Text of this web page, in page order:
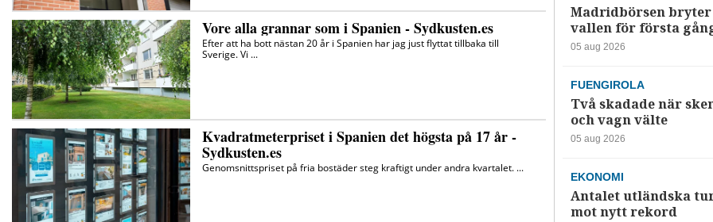
Madridbörsen bryter
vallen för första
05 aug 2026
FUENGIROLA
Två skadade när
och vagn välte
05 aug 2026
EKONOMI
Antalet utländska
mot nytt rekord